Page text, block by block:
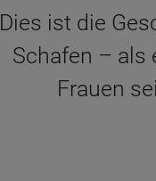
Dies ist die
Schafen – als
Frauen